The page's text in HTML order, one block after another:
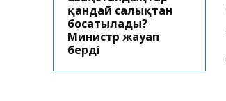
қандай салықтан
босатылады?
Министр жауап
берді